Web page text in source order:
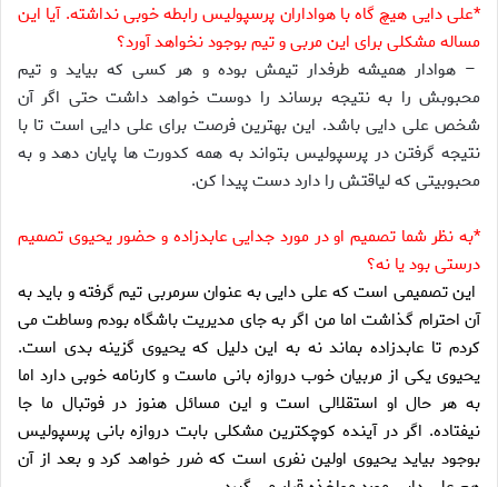
*علی دایی هیچ گاه با هواداران پرسپولیس رابطه خوبی نداشته. آیا این
مساله مشکلی برای این مربی و تیم بوجود نخواهد آورد؟
– هوادار همیشه طرفدار تیمش بوده و هر کسی که بیاید و تیم
محبوبش را به نتیجه برساند را دوست خواهد داشت حتی اگر آن
شخص علی دایی باشد. این بهترین فرصت برای علی دایی است تا با
نتیجه گرفتن در پرسپولیس بتواند به همه کدورت ها پایان دهد و به
محبوبیتی که لیاقتش را دارد دست پیدا کن.
*به نظر شما تصمیم او در مورد جدایی عابدزاده و حضور یحیوی تصمیم
درستی بود یا نه؟
این تصمیمی است که علی دایی به عنوان سرمربی تیم گرفته و باید به
آن احترام گذاشت اما من اگر به جای مدیریت باشگاه بودم وساطت می
کردم تا عابدزاده بماند نه به این دلیل که یحیوی گزینه بدی است.
یحیوی یکی از مربیان خوب دروازه بانی ماست و کارنامه خوبی دارد اما
به هر حال او استقلالی است و این مسائل هنوز در فوتبال ما جا
نیفتاده. اگر در آینده کوچکترین مشکلی بابت دروازه بانی پرسپولیس
بوجود بیاید یحیوی اولین نفری است که ضرر خواهد کرد و بعد از آن